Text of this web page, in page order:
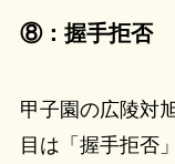
⑧：握手拒否
甲子園の広陵対
目は「握手拒否